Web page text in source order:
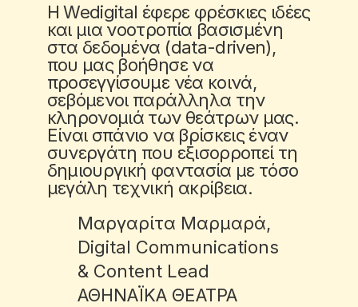
Η Wedigital έφερε φρέσκιες ιδέες
και μια νοοτροπία βασισμένη
στα δεδομένα (data-driven),
που μας βοήθησε να
προσεγγίσουμε νέα κοινά,
σεβόμενοι παράλληλα την
κληρονομιά των θεάτρων μας.
Είναι σπάνιο να βρίσκεις έναν
συνεργάτη που εξισορροπεί τη
δημιουργική φαντασία με τόσο
μεγάλη τεχνική ακρίβεια.
Μαργαρίτα Μαρμαρά,
Digital Communications
& Content Lead
ΑΘΗΝΑΪΚΑ ΘΕΑΤΡΑ